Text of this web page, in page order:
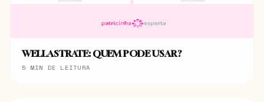
WELLASTRATE: QUEM PODE USAR?
5 MIN DE LEITURA